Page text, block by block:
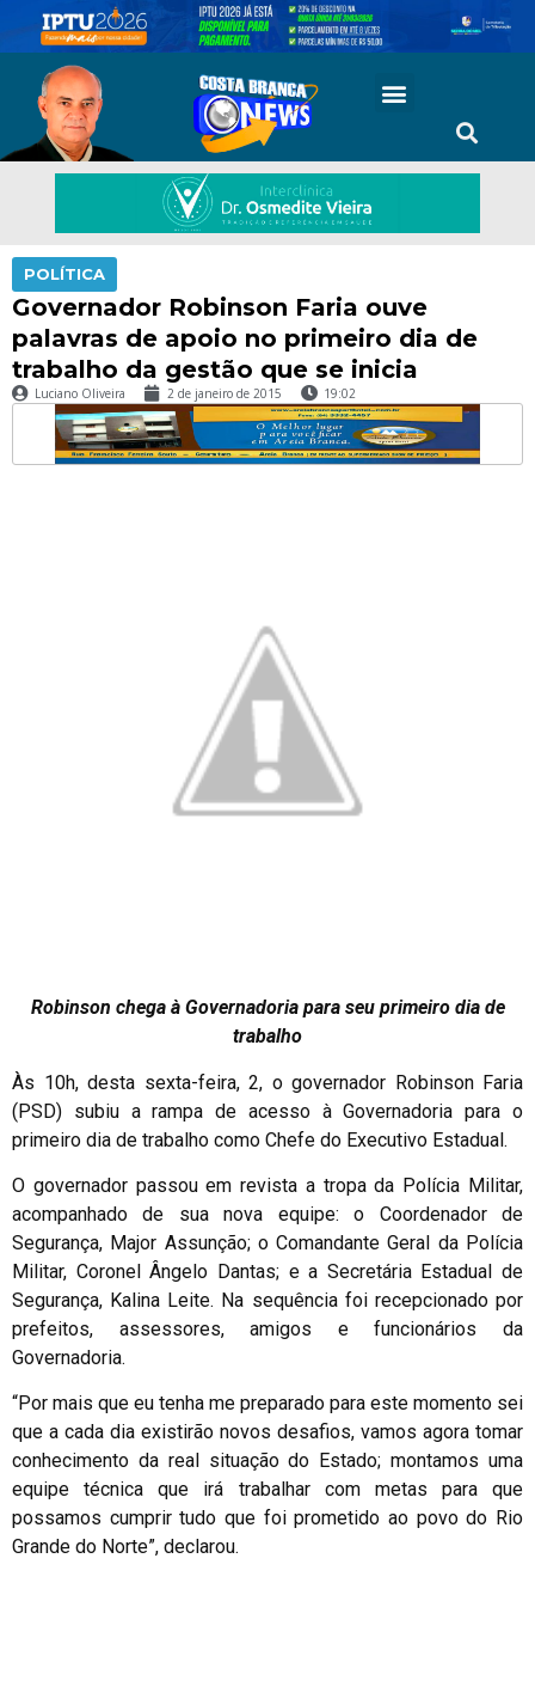
POLÍTICA
Governador Robinson Faria ouve
palavras de apoio no primeiro dia de
trabalho da gestão que se inicia
Luciano Oliveira 2 de janeiro de 2015 19:02
Robinson chega à Governadoria para seu primeiro dia de
trabalho
Às 10h, desta sexta-feira, 2, o governador Robinson Faria
(PSD) subiu a rampa de acesso à Governadoria para o
primeiro dia de trabalho como Chefe do Executivo Estadual.
O governador passou em revista a tropa da Polícia Militar,
acompanhado de sua nova equipe: o Coordenador de
Segurança, Major Assunção; o Comandante Geral da Polícia
Militar, Coronel Ângelo Dantas; e a Secretária Estadual de
Segurança, Kalina Leite. Na sequência foi recepcionado por
prefeitos, assessores, amigos e funcionários da
Governadoria.
“Por mais que eu tenha me preparado para este momento sei
que a cada dia existirão novos desafios, vamos agora tomar
conhecimento da real situação do Estado; montamos uma
equipe técnica que irá trabalhar com metas para que
possamos cumprir tudo que foi prometido ao povo do Rio
Grande do Norte”, declarou.